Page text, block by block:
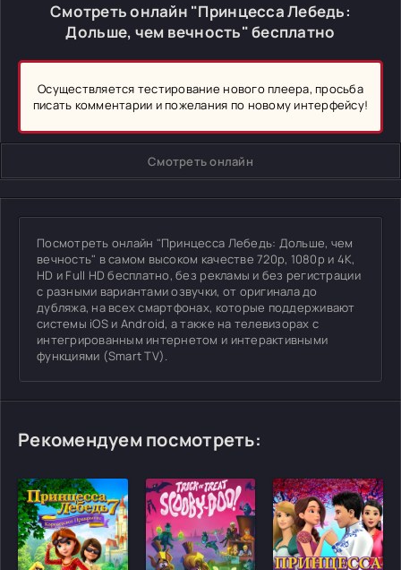
Смотреть онлайн "Принцесса Лебедь:
Дольше, чем вечность" бесплатно
Осуществляется тестирование нового плеера, просьба
писать комментарии и пожелания по новому интерфейсу!
Смотреть онлайн
Посмотреть онлайн "Принцесса Лебедь: Дольше, чем
вечность" в самом высоком качестве 720p, 1080p и 4K,
HD и Full HD бесплатно, без рекламы и без регистрации
с разными вариантами озвучки, от оригинала до
дубляжа, на всех смартфонах, которые поддерживают
системы iOS и Android, а также на телевизорах с
интегрированным интернетом и интерактивными
функциями (Smart TV).
Рекомендуем посмотреть: